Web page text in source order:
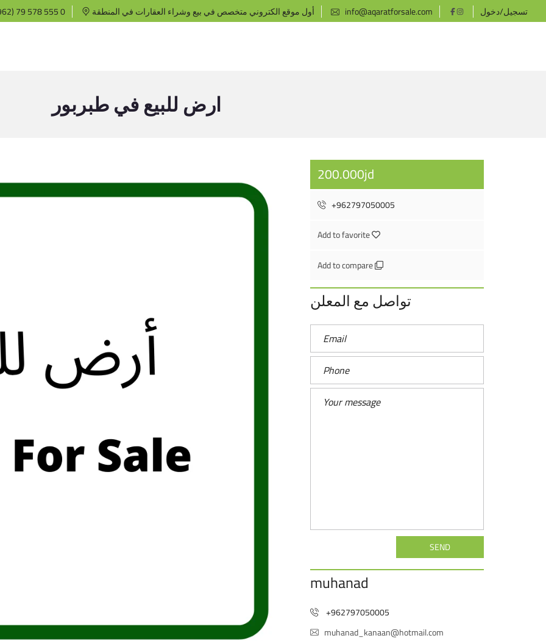
79 578 555 0 أول موقع الكتروني متخصص في بيع وشراء العقارات في المنطقة info@aqaratforsale.com تسجيل/دخول
ارض للبيع في طبربور
200.000jd
+962797050005
Add to favorite
Add to compare
تواصل مع المعلن
SEND
muhanad
+962797050005
muhanad_kanaan@hotmail.com